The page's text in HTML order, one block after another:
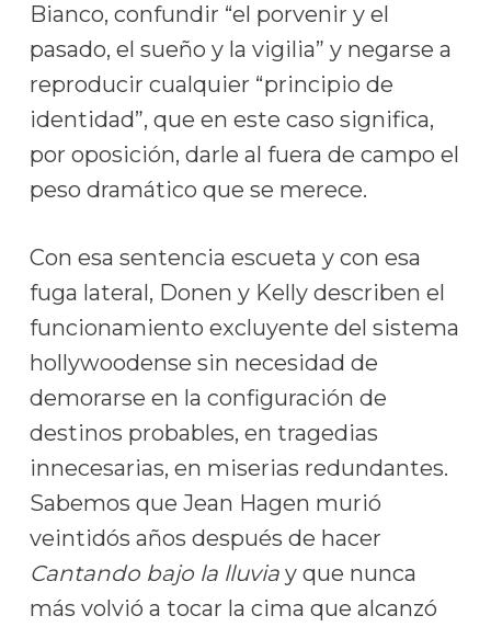
Bianco, confundir “el porvenir y el
pasado, el sueño y la vigilia” y negarse a
reproducir cualquier “principio de
identidad”, que en este caso significa,
por oposición, darle al fuera de campo el
peso dramático que se merece.
Con esa sentencia escueta y con esa
fuga lateral, Donen y Kelly describen el
funcionamiento excluyente del sistema
hollywoodense sin necesidad de
demorarse en la configuración de
destinos probables, en tragedias
innecesarias, en miserias redundantes.
Sabemos que Jean Hagen murió
veintidós años después de hacer
Cantando bajo la lluviay que nunca
más volvió a tocar la cima que alcanzó